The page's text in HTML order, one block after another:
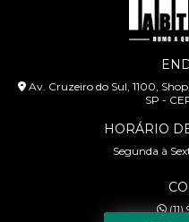
Av. Cruzeiro do Sul, 1100,
SP -
HORÁRIO
Segunda à
(11)